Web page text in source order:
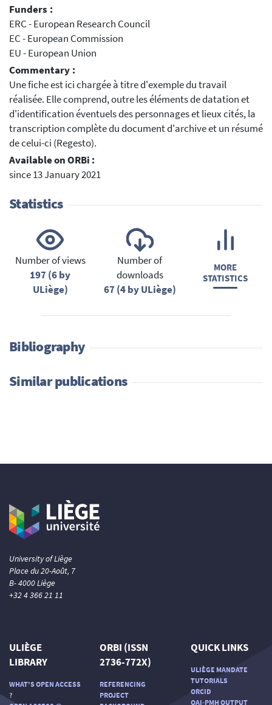
Funders :
ERC - European Research Council
EC - European Commission
EU - European Union
Commentary :
Une fiche est ici chargée à titre d'exemple du travail
réalisée. Elle comprend, outre les éléments de datation et
d'identification éventuels des personnages et lieux cités, la
transcription complète du document d'archive et un résumé
de celui-ci (Regesto).
Available on ORBi :
since 13 January 2021
Statistics
Number of views
197 (6 by
ULiège)
Number of
downloads
67 (4 by ULiège)
MORE
STATISTICS
Bibliography
Similar publications
University of Liège
Place du 20-Août, 7
B- 4000 Liège
+32 4 366 21 11
ULIÈGE
LIBRARY
WHAT'S OPEN ACCESS
?
ORBI (ISSN
2736-772X)
REFERENCING
PROJECT
QUICK LINKS
ULIÈGE MANDATE
TUTORIALS
ORCID
OAI-PMH OUTPUT